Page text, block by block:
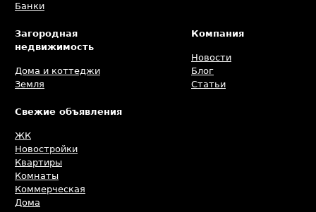
Банки
Загородная
недвижимость
Дома и коттеджи
Земля
Компания
Новости
Блог
Статьи
Свежие объявления
ЖК
Новостройки
Квартиры
Комнаты
Коммерческая
Дома